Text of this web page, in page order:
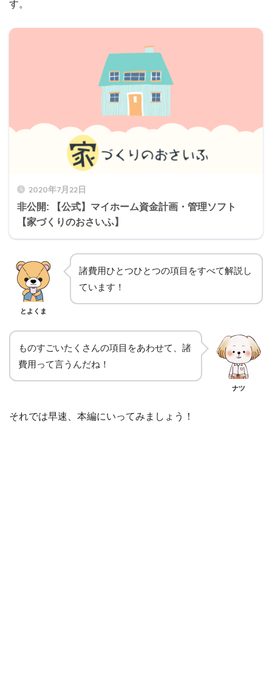
す。
2020年7月22日
非公開: 【公式】マイホーム資金計画・管理ソフト
【家づくりのおさいふ】
とよくま
諸費用ひとつひとつの項目をすべて解説し
ています！
ものすごいたくさんの項目をあわせて、諸
費用って言うんだね！
ナツ
それでは早速、本編にいってみましょう！